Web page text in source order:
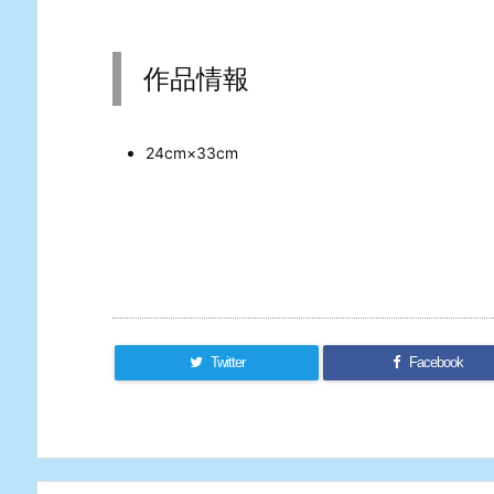
作品情報
24cm×33cm
Twitter Facebook